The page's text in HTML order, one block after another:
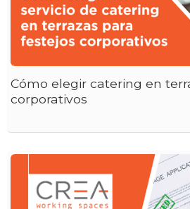
Cómo elegir catering en
corporativos